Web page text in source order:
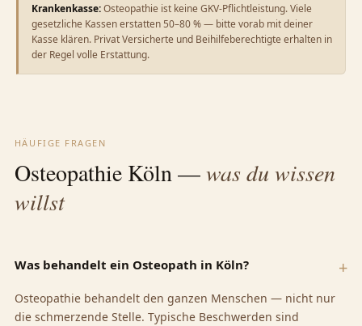
Krankenkasse:Osteopathie ist keine GKV-Pflichtleistung. Viele
gesetzliche Kassen erstatten 50–80 % — bitte vorab mit deiner
Kasse klären. Privat Versicherte und Beihilfeberechtigte erhalten in
der Regel volle Erstattung.
HÄUFIGE FRAGEN
Osteopathie Köln —was du wissen
willst
Was behandelt ein Osteopath in Köln?
Osteopathie behandelt den ganzen Menschen — nicht nur
die schmerzende Stelle. Typische Beschwerden sind